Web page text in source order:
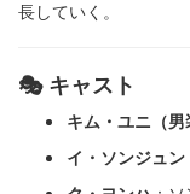
長していく。​
🎭 キャスト
キム・ユニ（男
イ・ソンジュン